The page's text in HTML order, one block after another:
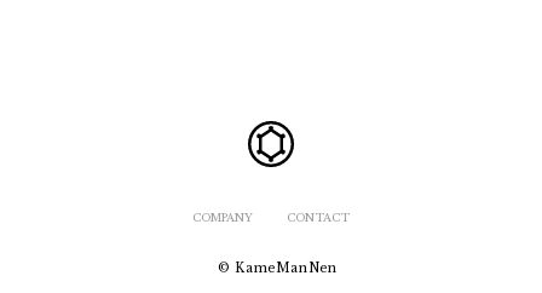
COMPANY CONTACT
© KameManNen